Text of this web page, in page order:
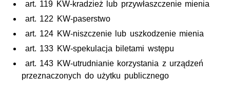
art. 119 KW-kradzież lub przywłaszczenie mienia
art. 122 KW-paserstwo
art. 124 KW-niszczenie lub uszkodzenie mienia
art. 133 KW-spekulacja biletami wstępu
art. 143 KW-utrudnianie korzystania z urządzeń
przeznaczonych do użytku publicznego